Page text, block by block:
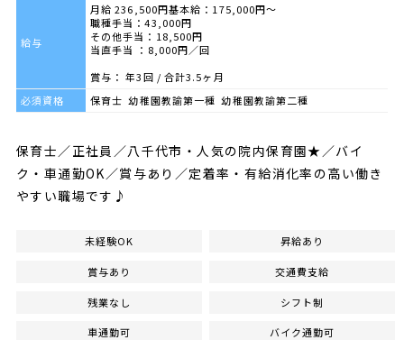
給与
月給 236,500円基本給：175,000円～
職種手当：43,000円
その他手当：18,500円
当直手当 ：8,000円／回
賞与： 年3回 / 合計3.5ヶ月
必須資格
保育士 幼稚園教諭第一種 幼稚園教諭第二種
保育士／正社員／八千代市・人気の院内保育園★／バイ
ク・車通勤OK／賞与あり／定着率・有給消化率の高い働き
やすい職場です♪
未経験OK 昇給あり
賞与あり 交通費支給
残業なし シフト制
車通勤可 バイク通勤可